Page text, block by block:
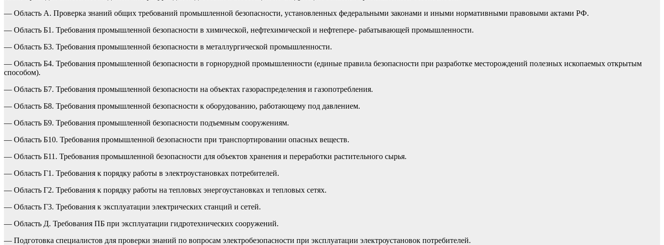
— Область А. Проверка знаний общих требований промышленной безопасности, установленных федеральными законами и иными нормативными правовыми актами РФ.
— Область Б1. Требования промышленной безопасности в химической, нефтехимической и нефтепере- рабатывающей промышленности.
— Область Б3. Требования промышленной безопасности в металлургической промышленности.
— Область Б4. Требования промышленной безопасности в горнорудной промышленности (единые правила безопасности при разработке месторождений полезных ископаемых открытым
способом).
— Область Б7. Требования промышленной безопасности на объектах газораспределения и газопотребления.
— Область Б8. Требования промышленной безопасности к оборудованию, работающему под давлением.
— Область Б9. Требования промышленной безопасности подъемным сооружениям.
— Область Б10. Требования промышленной безопасности при транспортировании опасных веществ.
— Область Б11. Требования промышленной безопасности для объектов хранения и переработки растительного сырья.
— Область Г1. Требования к порядку работы в электроустановках потребителей.
— Область Г2. Требования к порядку работы на тепловых энергоустановках и тепловых сетях.
— Область Г3. Требования к эксплуатации электрических станций и сетей.
— Область Д. Требования ПБ при эксплуатации гидротехнических сооружений.
— Подготовка специалистов для проверки знаний по вопросам электробезопасности при эксплуатации электроустановок потребителей.